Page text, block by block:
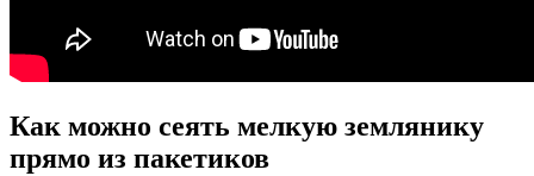
Как можно сеять мелкую землянику
прямо из пакетиков